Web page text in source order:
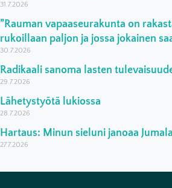
31.7.2026
”Rauman vapaaseurakunta on
rukoillaan paljon ja jossa jokainen
30.7.2026
Radikaali sanoma lasten
29.7.2026
Lähetystyötä lukiossa
28.7.2026
Hartaus: Minun sieluni janoaa
27.7.2026